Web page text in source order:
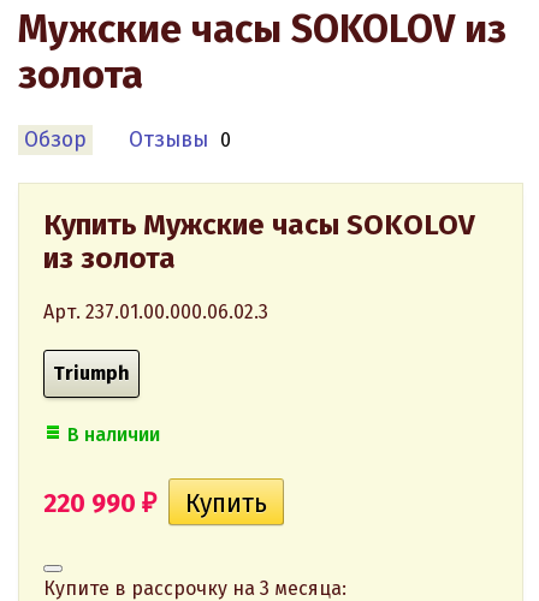
Мужские часы SOKOLOV из
золота
Обзор Отзывы 0
Купить Мужские часы SOKOLOV
из золота
Арт. 237.01.00.000.06.02.3
Triumph
В наличии
220 990 ₽
Купите в рассрочку на 3 месяца: